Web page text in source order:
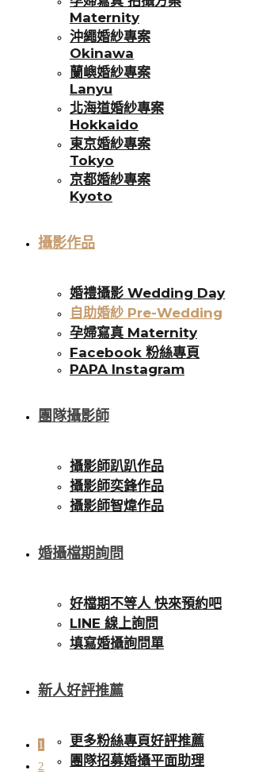
Maternity
沖繩婚紗專案
Okinawa
蘭嶼婚紗專案
Lanyu
北海道婚紗專案
Hokkaido
東京婚紗專案
Tokyo
京都婚紗專案
Kyoto
攝影作品
婚禮攝影 Wedding Day
自助婚紗 Pre-Wedding
孕婦寫真 Maternity
Facebook 粉絲專頁
PAPA Instagram
團隊攝影師
攝影師趴趴作品
攝影師奕鋒作品
攝影師智煒作品
婚攝檔期詢問
好檔期不等人 快來預約吧
LINE 線上詢問
填寫婚攝詢問單
新人好評推薦
更多粉絲專頁好評推薦
團隊招募婚攝平面助理
1
2